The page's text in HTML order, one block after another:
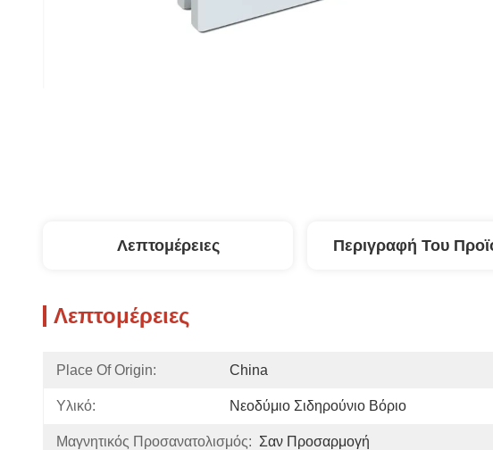
Λεπτομέρειες Περιγραφή Του
Λεπτομέρειες
Place Of Origin: China
Υλικό: Νεοδύμιο Σιδηρούνιο Βόριο
Μαγνητικός Προσανατολισμός: Σαν Προσαρμογή